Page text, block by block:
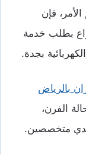
فإن
بطلب خدمة
بجدة.
بالرياض
الفرن،
متخصصين.